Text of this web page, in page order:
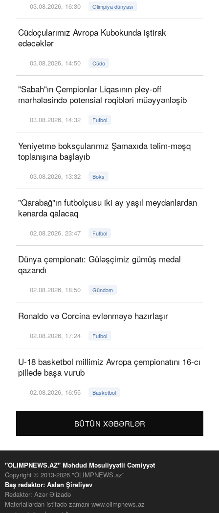
03.08.2026, 16:30 Olimpiya dünyası
Cüdoçularımız Avropa Kubokunda iştirak
edəcəklər
03.08.2026, 14:50 Cüdo
"Sabah"ın Çempionlar Liqasının pley-off
mərhələsində potensial rəqibləri müəyyənləşib
03.08.2026, 14:32 Futbol
Yeniyetmə boksçularımız Şamaxıda təlim-məşq
toplanışına başlayıb
03.08.2026, 13:32 Boks
"Qarabağ"ın futbolçusu iki ay yaşıl meydanlardan
kənarda qalacaq
02.08.2026, 23:47 Futbol
Dünya çempionatı: Güləşçimiz gümüş medal
qazandı
02.08.2026, 18:50 Gündəm
Ronaldo və Corcina evlənməyə hazırlaşır
02.08.2026, 17:24 Futbol
U-18 basketbol millimiz Avropa çempionatını 16-cı
pillədə başa vurub
02.08.2026, 16:55 Basketbol
BÜTÜN XƏBƏRLƏR
"OLIMPNEWS.AZ" Məhdud Məsuliyyətli Cəmiyyət
Copyright © 2013-2026 "OLIMPNEWS.az"
Baş redaktor: Aslan Şirəliyev
Redaktor: Azər Əlizadə
Materiallardan istifadə zamanı www.olimpnews.az